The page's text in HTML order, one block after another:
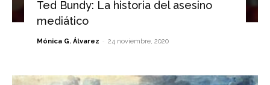
Ted Bundy: La historia del asesino
mediático
Mónica G. Álvarez - 24 noviembre, 2020